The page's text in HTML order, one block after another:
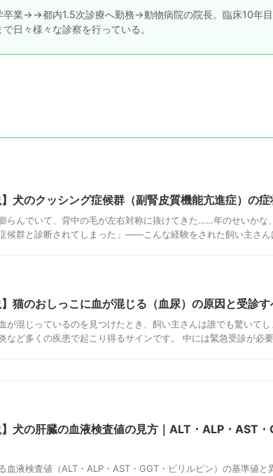
卒業→→都内1.5次診療へ勤務→動物病院の院長。臨床10年
日々様々な診察を行っている。
】犬のクッシング症候群（副腎皮質機能亢進症）の
らんでいて、背中の毛が左右対称に抜けてきた……年のせいかな
候群と診断されてしまった」——こんな経験をされた飼い主さ
】猫のおしっこに血が混じる（血尿）の原因と受診
が混じっているのを見つけたとき、飼い主さんは誰でも驚いて
など多くの疾患で起こり得るサインです。 中には緊急受診が必
】犬の肝臓の血液検査値の見方｜ALT・ALP・AST
血液検査値（ALT・ALP・AST・GGT・ビリルビン）の基準値と